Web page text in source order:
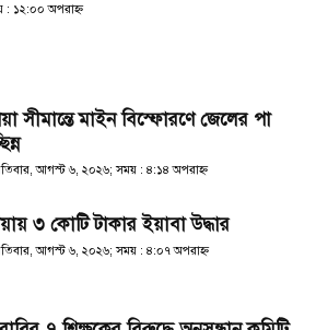
: ১২:০০ অপরাহ্ণ
সীমান্তে মাইন বিস্ফোরণে জেলের পা
আগস্ট ৬, ২০২৬; সময় : ৪:১৪ অপরাহ্ণ
৩ কোটি টাকার ইয়াবা উদ্ধার
আগস্ট ৬, ২০২৬; সময় : ৪:০৭ অপরাহ্ণ